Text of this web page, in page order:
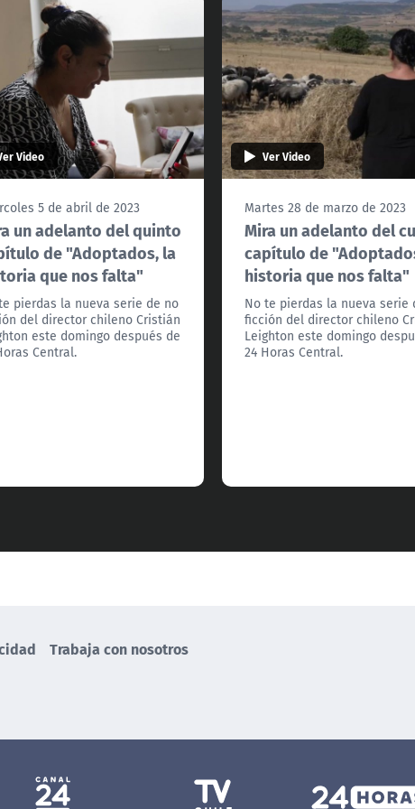
Video
5 de abril de 2023
un adelanto del quinto
de "Adoptados, la
que nos falta"
pierdas la nueva serie de no
del director chileno Cristián
este domingo después de
Central.
Ver Video
Martes 28 de marzo de 2023
Mira un adelanto del
capítulo de
historia que nos falta"
No te pierdas la nueva serie
ficción del director chileno
Leighton este domingo
24 Horas Central.
Trabaja con nosotros